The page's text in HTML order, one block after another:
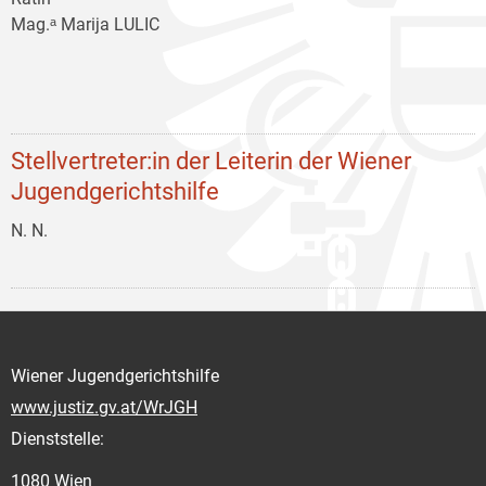
Mag.ᵃ Marija LULIC
Stellvertreter:in der Leiterin der Wiener
Jugendgerichtshilfe
N. N.
Wiener Jugendgerichtshilfe
www.justiz.gv.at/WrJGH
Dienststelle:
1080 Wien